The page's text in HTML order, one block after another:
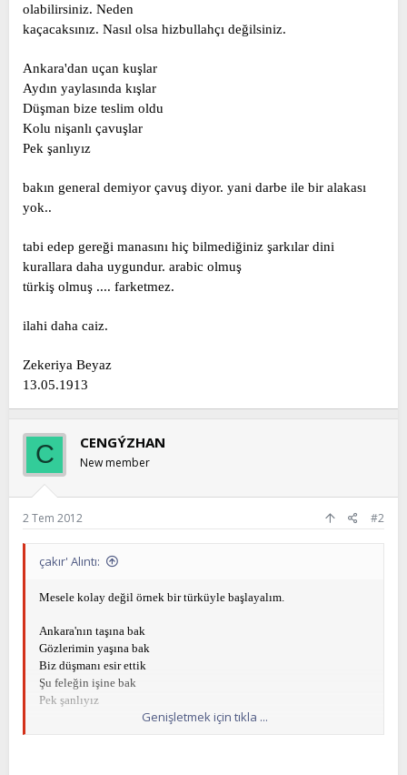
olabilirsiniz. Neden
kaçacaksınız. Nasıl olsa hizbullahçı değilsiniz.
Ankara'dan uçan kuşlar
Aydın yaylasında kışlar
Düşman bize teslim oldu
Kolu nişanlı çavuşlar
Pek şanlıyız
bakın general demiyor çavuş diyor. yani darbe ile bir alakası
yok..
tabi edep gereği manasını hiç bilmediğiniz şarkılar dini
kurallara daha uygundur. arabic olmuş
türkiş olmuş .... farketmez.
ilahi daha caiz.
Zekeriya Beyaz
13.05.1913
C CENGÝZHAN
New member
2 Tem 2012 #2
çakır' Alıntı:
Mesele kolay değil örnek bir türküyle başlayalım.
Ankara'nın taşına bak
Gözlerimin yaşına bak
Biz düşmanı esir ettik
Şu feleğin işine bak
Pek şanlıyız
Genişletmek için tıkla ...